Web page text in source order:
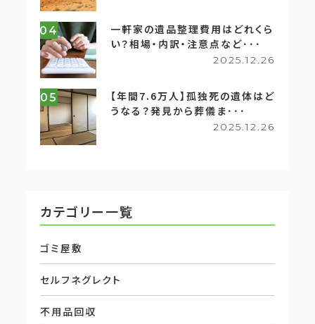
04
一軒家の遺品整理費用はどれくら
い？相場・内訳・注意点など･･･
2025.12.26
05
【年間7.6万人】孤独死の遺体はど
うなる？発見から葬儀ま･･･
2025.12.26
カテゴリー一覧
ゴミ屋敷
セルフネグレクト
不用品回収